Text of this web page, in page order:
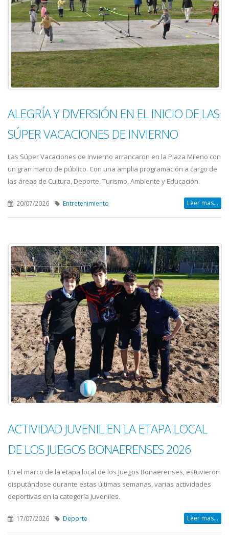
ALEGRÍA Y DIVERSIÓN EN EL INICIO DE LAS
SÚPER VACACIONES DE INVIERNO
Las Súper Vacaciones de Invierno arrancaron en la Plaza Mileno con
un gran marco de público. Con una amplia programación a cargo de
las áreas de Cultura, Deporte, Turismo, Ambiente y Educación.
20/07/2026 Entretenimiento Leer mas...
ACTIVIDAD JUVENIL EN LA ETAPA LOCAL
DE LOS JUEGOS BONAERENSES 2026
En el marco de la etapa local de los Juegos Bonaerenses, estuvieron
disputándose durante estas últimas semanas, varias actividades
deportivas en la categoría Juveniles.
17/07/2026 Deporte Leer mas...